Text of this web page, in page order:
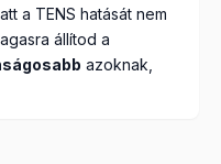
a TENS hatását nem
állítod a
azoknak,